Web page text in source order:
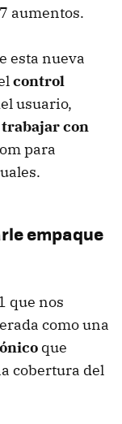
aumentos.
esta nueva
control
usuario,
trabajar con
para
empaque
que nos
como una
que
cobertura del